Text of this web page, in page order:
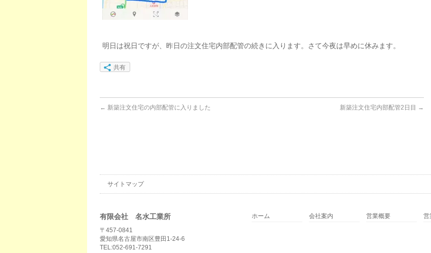
明日は祝日ですが、昨日の注文住宅内部配管の続きに入ります。さて今夜は早めに休みます。
共有
← 新築注文住宅の内部配管に入りました 新築注文住宅内部配管2日目 →
サイトマップ
有限会社 名水工業所
〒457-0841
愛知県名古屋市南区豊田1-24-6
TEL:052-691-7291
ホーム 会社案内 営業概要 営